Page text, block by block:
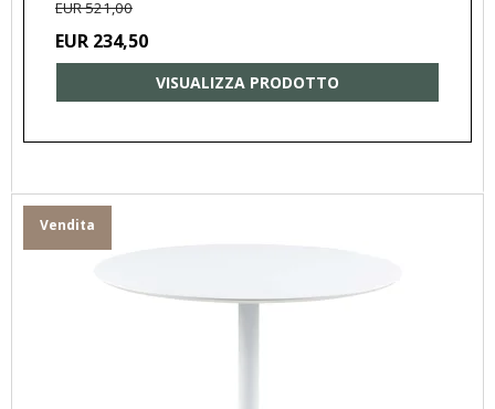
EUR 521,00
EUR 234,50
VISUALIZZA PRODOTTO
Vendita